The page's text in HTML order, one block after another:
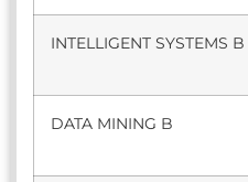
INTELLIGENT SYSTEMS B
DATA MINING B